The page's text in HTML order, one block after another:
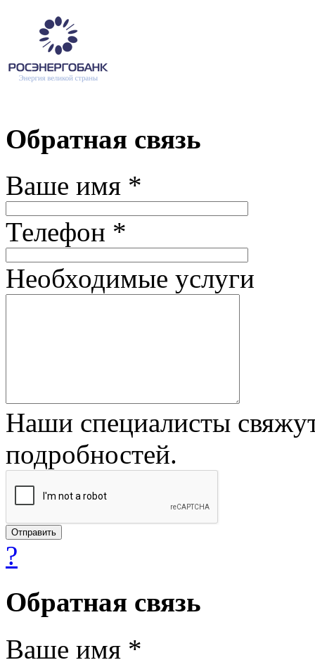
Обратная связь
Ваше имя *
Телефон *
Необходимые услуги
Наши специалисты
подробностей.
?
Обратная связь
Ваше имя *